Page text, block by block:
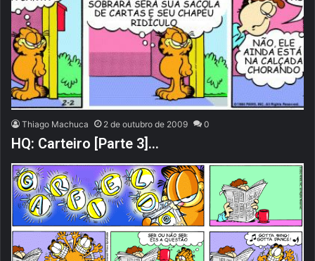
Thiago Machuca 2 de outubro de 2009 0
HQ: Carteiro [Parte 3]…